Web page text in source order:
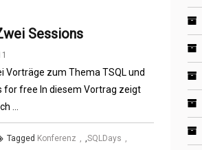
Drei
SQL
Sessions
Vorträge zum Thema TSQL und
for free In diesem Vortrag zeigt
...
Tagged Konferenz
SQLDays